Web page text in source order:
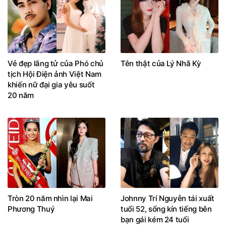
Vẻ đẹp lãng tử của Phó chủ
tịch Hội Điện ảnh Việt Nam
khiến nữ đại gia yêu suốt
20 năm
Tên thật của Lý Nhã Kỳ
Tròn 20 năm nhìn lại Mai
Phương Thuý
Johnny Trí Nguyễn tái xuất
tuổi 52, sống kín tiếng bên
bạn gái kém 24 tuổi